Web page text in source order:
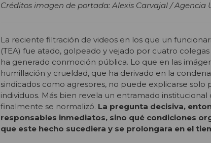
Créditos imagen de portada: Alexis Carvajal / Agencia
La reciente filtración de videos en los que un
(TEA) fue atado, golpeado y vejado por cuatro
ha generado conmoción pública. Lo que en las
humillación y crueldad, que ha derivado en la
sindicados como agresores, no puede explicarse
individuos. Más bien revela un entramado
finalmente se normalizó. La pregunta decisiva,
responsables inmediatos, sino qué condiciones
que este hecho sucediera y se prolongara en el